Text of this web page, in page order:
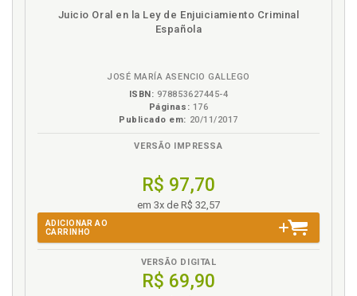
disponível
em
eBook
na
Juicio Oral en la Ley de Enjuiciamiento Criminal
Española
JOSÉ MARÍA ASENCIO GALLEGO
ISBN: 978853627445-4
Páginas: 176
Publicado em: 20/11/2017
VERSÃO IMPRESSA
R$ 97,70
em 3x de R$ 32,57
ADICIONAR AO
CARRINHO
VERSÃO DIGITAL
R$ 69,90